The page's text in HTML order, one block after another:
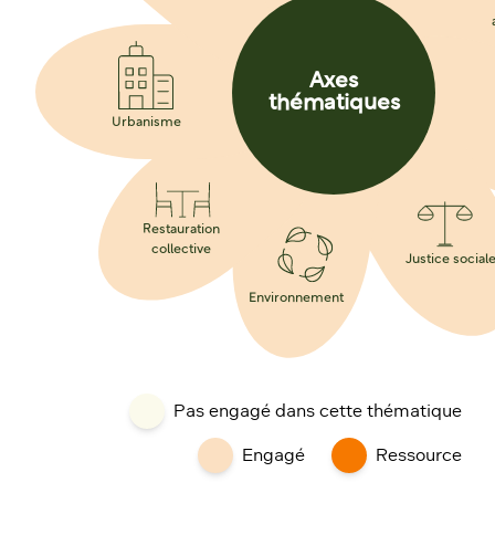
Axes
thématiques
Justice sociale
Environnement
Restauration
collective
Urbanisme
Pas engagé dans cette thématique
Engagé Ressource